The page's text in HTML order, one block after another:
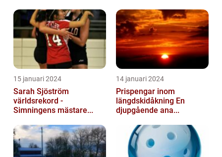
15 januari 2024
Sarah Sjöström
världsrekord -
Simningens mästare...
14 januari 2024
Prispengar inom
längdskidåkning En
djupgående ana...